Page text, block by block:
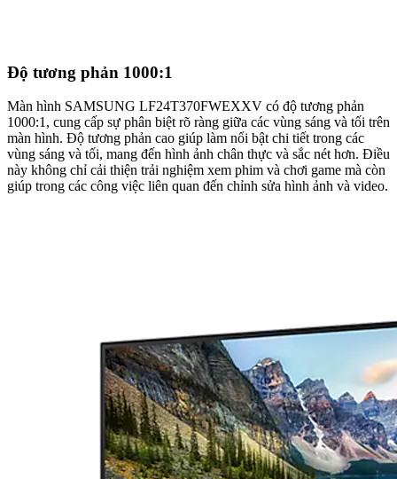
Độ tương phản 1000:1
Màn hình SAMSUNG LF24T370FWEXXV có độ tương phản
1000:1, cung cấp sự phân biệt rõ ràng giữa các vùng sáng và tối trên
màn hình. Độ tương phản cao giúp làm nổi bật chi tiết trong các
vùng sáng và tối, mang đến hình ảnh chân thực và sắc nét hơn. Điều
này không chỉ cải thiện trải nghiệm xem phim và chơi game mà còn
giúp trong các công việc liên quan đến chỉnh sửa hình ảnh và video.